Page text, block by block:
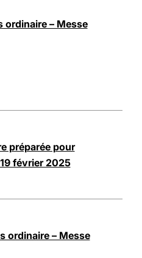
– Messe
préparée pour
février 2025
ordinaire – Messe